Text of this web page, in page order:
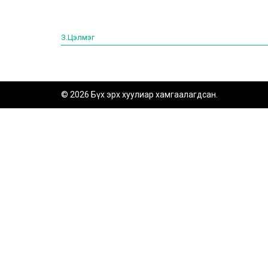
З.Цэлмэг
© 2026 Бүх эрх хуулиар хамгаалагдсан.